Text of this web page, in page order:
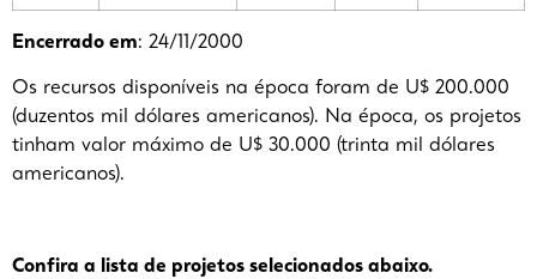
Encerrado em: 24/11/2000
Os recursos disponíveis na época foram de U$ 200.000
(duzentos mil dólares americanos). Na época, os projetos
tinham valor máximo de U$ 30.000 (trinta mil dólares
americanos).
Confira a lista de projetos selecionados abaixo.